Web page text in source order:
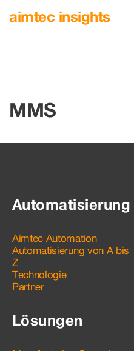
aimtec insights
MMS
Automatisierung
Aimtec Automation
Automatisierung von A bis
Z
Technologie
Partner
Lösungen